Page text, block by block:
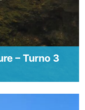
– Turno 3